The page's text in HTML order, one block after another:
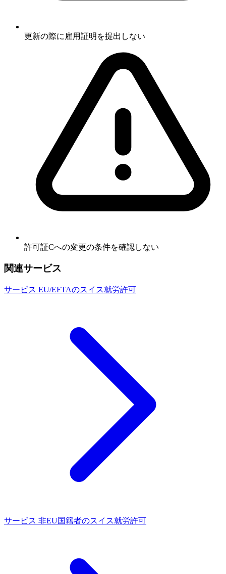
更新の際に雇用証明を提出しない
許可証Cへの変更の条件を確認しない
関連サービス
サービス EU/EFTAのスイス就労許可
サービス 非EU国籍者のスイス就労許可